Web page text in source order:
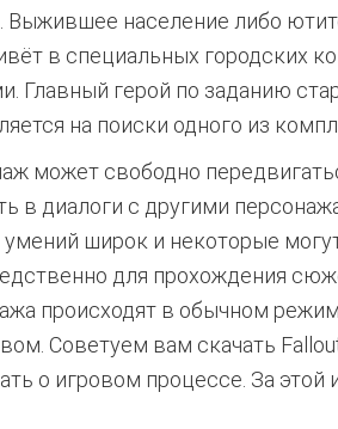
Выжившее население либо
в специальных городских
Главный герой по заданию
на поиски одного из
может свободно
в диалоги с другими
широк и некоторые
для прохождения
происходят в обычном
Советуем вам скачать
о игровом процессе. За этой